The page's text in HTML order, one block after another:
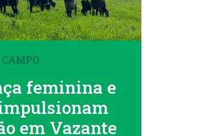
feminina e
em Vazante